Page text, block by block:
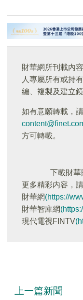
財華網所刊載內
人專屬所有或持
編、複製及建立
如有意願轉載，
方可轉載。
下載財
更多精彩内容，請
財華網(https://
財華智庫網
現代電視FINTV
上一篇新聞